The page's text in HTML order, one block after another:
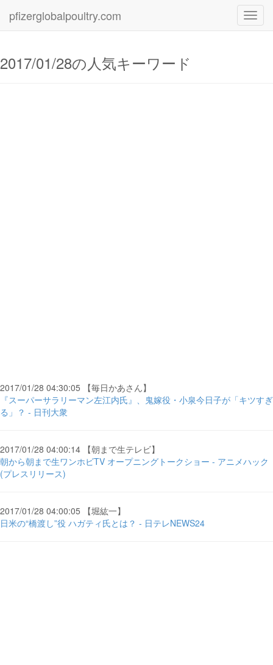
pfizerglobalpoultry.com
2017/01/28の人気キーワード
2017/01/28 04:30:05 【毎日かあさん】
『スーパーサラリーマン左江内氏』、鬼嫁役・小泉今日子が「キツすぎ
る」？ - 日刊大衆
2017/01/28 04:00:14 【朝まで生テレビ】
朝から朝まで生ワンホビTV オープニングトークショー - アニメハック
(プレスリリース)
2017/01/28 04:00:05 【堀紘一】
日米の“橋渡し”役 ハガティ氏とは？ - 日テレNEWS24